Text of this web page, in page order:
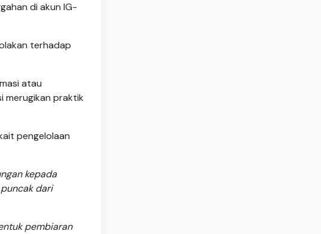
di akun IG-
terhadap
atau
merugikan praktik
pengelolaan
kepada
dari
pembiaran